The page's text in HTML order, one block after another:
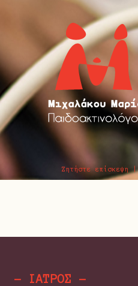
Ζητήστε επίσκεψη |
- ΙΑΤΡΟΣ -